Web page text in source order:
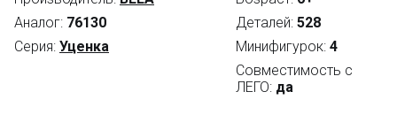
Аналог: 76130
Серия: Уценка
Деталей: 528
Минифигурок: 4
Совместимость с
ЛЕГО: да